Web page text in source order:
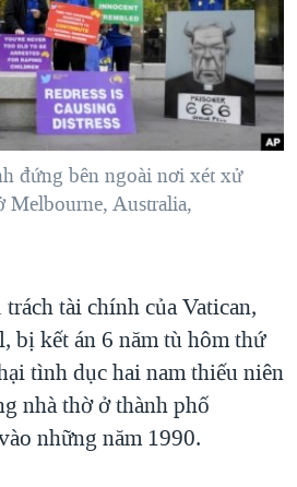
2024
TẠI DẢI GAZA
CON ĐƯỜNG
HẠ 'BÊN THẮNG CUỘC'
VÀ NAY
Ở VIỆT NAM
CHÍNH PHỦ VIỆT NAM
SÓNG TRỘM HẢI SÂM
đứng bên ngoài nơi xét xử
Melbourne, Australia,
tài chính của Vatican,
bị kết án 6 năm tù hôm thứ
tình dục hai nam thiếu niên
nhà thờ ở thành phố
những năm 1990.